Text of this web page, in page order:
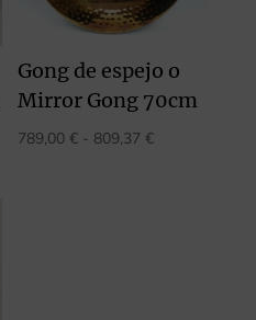
Gong de espejo o
Mirror Gong 70cm
789,00 € - 809,37 €Rango